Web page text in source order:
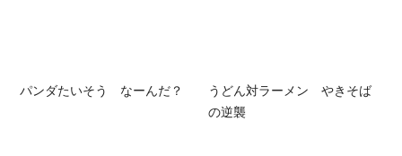
パンダたいそう なーんだ？
うどん対ラーメン やきそば
の逆襲